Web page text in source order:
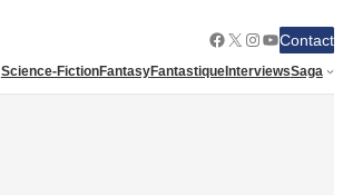
Facebook
X Instagram
YouTube
Contact
Science-FictionFantasyFantastiqueInterviewsSaga